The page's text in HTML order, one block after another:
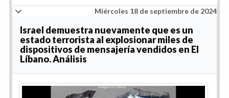
Miércoles 18 de septiembre de 2024
Israel demuestra nuevamente que es un
estado terrorista al explosionar miles de
dispositivos de mensajería vendidos en El
Líbano. Análisis